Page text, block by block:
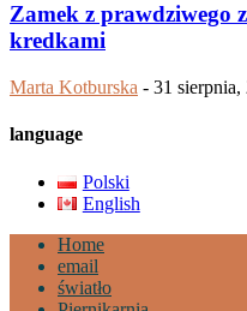
Zamek z prawdziwego
kredkami
Marta Kotburska - 31 sierpnia,
language
Polski
English
Home
email
światło